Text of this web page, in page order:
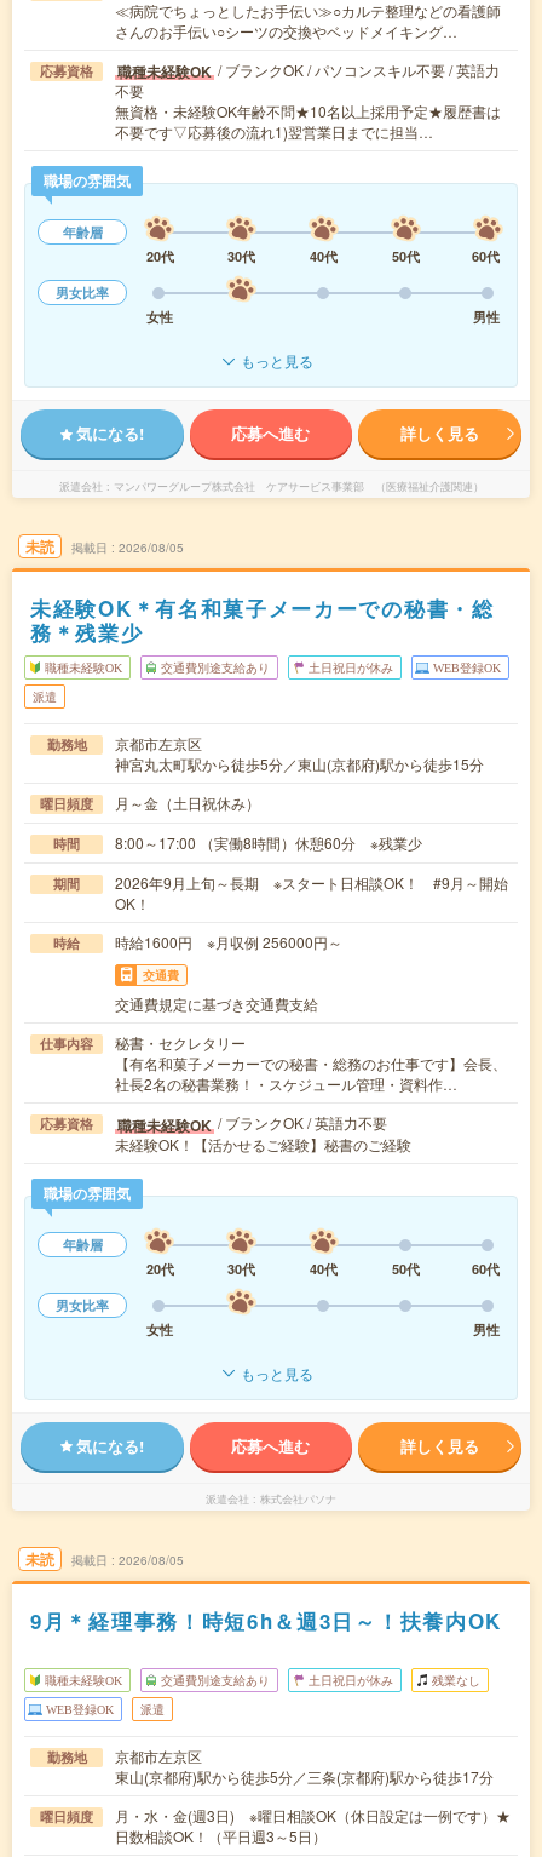
≪病院でちょっとしたお手伝い≫○カルテ整理などの看護師
さんのお手伝い○シーツの交換やベッドメイキング…
応募資格 職種未経験OK / ブランクOK / パソコンスキル不要 / 英語力
不要
無資格・未経験OK年齢不問★10名以上採用予定★履歴書は
不要です▽応募後の流れ1)翌営業日までに担当…
職場の雰囲気
年齢層
20代
30代 40代 50代
60代
男女比率
女性
男性
もっと見る
気になる! 応募へ進む 詳しく見る
派遣会社 マンパワーグループ株式会社 ケアサービス事業部 （医療福祉介護関連）
未読 掲載日 2026/08/05
未経験OK＊有名和菓子メーカーでの秘書・総
務＊残業少
職種未経験OK 交通費別途支給あり 土日祝日が休み WEB登録OK
派遣
勤務地
京都市左京区
神宮丸太町駅から徒歩5分／東山(京都府)駅から徒歩15分
曜日頻度 月～金（土日祝休み）
時間 8:00～17:00 （実働8時間）休憩60分 ※残業少
期間
2026年9月上旬～長期 ※スタート日相談OK！ #9月～開始
OK！
時給 時給1600円 ※月収例 256000円～
交通費
交通費規定に基づき交通費支給
仕事内容
秘書・セクレタリー
【有名和菓子メーカーでの秘書・総務のお仕事です】会長、
社長2名の秘書業務！・スケジュール管理・資料作…
応募資格 職種未経験OK / ブランクOK / 英語力不要
未経験OK！【活かせるご経験】秘書のご経験
職場の雰囲気
年齢層
20代
30代 40代 50代
60代
男女比率
女性
男性
もっと見る
気になる! 応募へ進む 詳しく見る
派遣会社 株式会社パソナ
未読 掲載日 2026/08/05
9月＊経理事務！時短6h＆週3日～！扶養内OK
職種未経験OK 交通費別途支給あり 土日祝日が休み 残業なし
WEB登録OK 派遣
勤務地
京都市左京区
東山(京都府)駅から徒歩5分／三条(京都府)駅から徒歩17分
曜日頻度
月・水・金(週3日) ※曜日相談OK（休日設定は一例です）★
日数相談OK！（平日週3～5日）